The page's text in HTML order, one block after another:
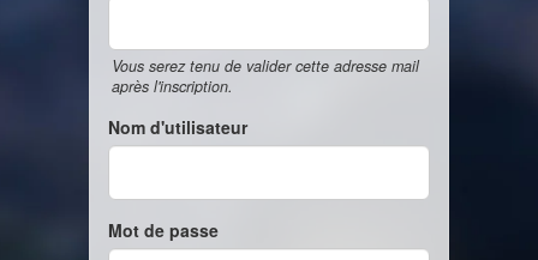
Vous serez tenu de valider cette adresse mail
après l'inscription.
Nom d'utilisateur
Mot de passe